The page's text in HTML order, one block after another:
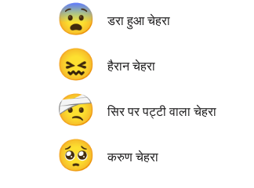
😨 डरा हुआ चेहरा
😖 हैरान चेहरा
🤕 सिर पर पट्टी वाला चेहरा
🥺 करुण चेहरा